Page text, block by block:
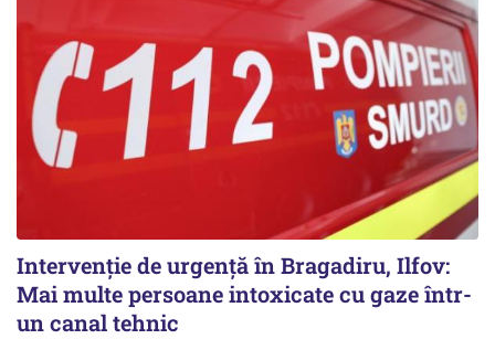
Intervenție de urgență în Bragadiru, Ilfov:
Mai multe persoane intoxicate cu gaze într-
un canal tehnic